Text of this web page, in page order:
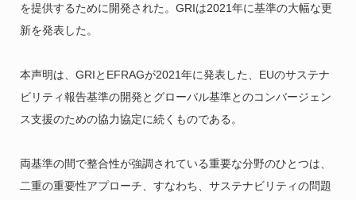
を提供するために開発された。GRIは2021年に基準の大幅な更
新を発表した。
本声明は、GRIとEFRAGが2021年に発表した、EUのサステナ
ビリティ報告基準の開発とグローバル基準とのコンバージェン
ス支援のための協力協定に続くものである。
両基準の間で整合性が強調されている重要な分野のひとつは、
二重の重要性アプローチ、すなわち、サステナビリティの問題